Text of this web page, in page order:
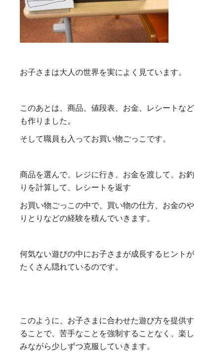
お子さまは大人の世界を実によく見ています。
このあとは、商品、値段表、お金、レシートなど
も作りました。
そして職員も入ってお買い物ごっこです。
商品を選んで、レジに行き、お金を渡して、お釣
りを計算して、レシートを返す
お買い物ごっこの中で、買い物の仕方、お金のや
りとりなどの経験を積んでいきます。
何気ない遊びの中にお子さまが成長するヒントが
たくさん隠れているのです。
このように、お子さまに合わせた遊び方を提供す
ることで、苦手なことを強制することなく、楽し
みながら少しずつ克服していきます。